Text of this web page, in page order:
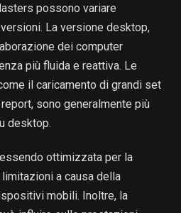
possono variare
La versione desktop,
dei computer
più fluida e reattiva. Le
il caricamento di grandi set
sono generalmente più
desktop.
ottimizzata per la
a causa della
mobili. Inoltre, la